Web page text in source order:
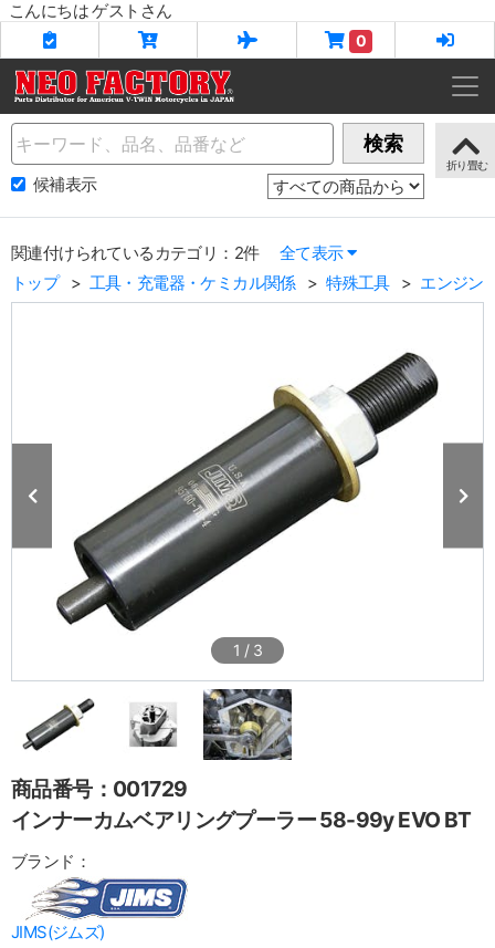
こんにちは ゲストさん
0
Name 検索
候補表示
関連付けられているカテゴリ：2件
全て表示
トップ
工具・充電器・ケミカル関係 特殊工具 エンジン
1 / 3
商品番号：001729
インナーカムベアリングプーラー 58-99y EVO BT
ブランド：
JIMS(ジムズ)